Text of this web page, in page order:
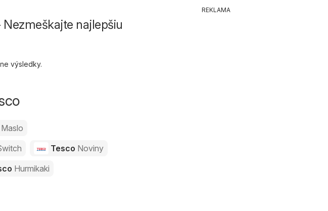
najlepšiu
výsledky.
Maslo
Tesco Noviny
Hurmikaki
REKLAMA